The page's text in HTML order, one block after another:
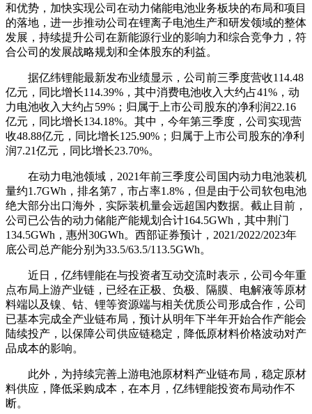
和优势，加快实现公司在动力储能电池业务板块的布局和项目
的落地，进一步推动公司在锂离子电池生产和研发领域的整体
发展，持续提升公司在新能源行业的影响力和综合竞争力，符
合公司的发展战略规划和全体股东的利益。
据亿纬锂能最新发布业绩显示，公司前三季度营收114.48
亿元，同比增长114.39%，其中消费电池收入大约占41%，动
力电池收入大约占59%；归属于上市公司股东的净利润22.16
亿元，同比增长134.18%。其中，今年第三季度，公司实现营
收48.88亿元，同比增长125.90%；归属于上市公司股东的净利
润7.21亿元，同比增长23.70%。
在动力电池领域，2021年前三季度公司国内动力电池装机
量约1.7GWh，排名第7，市占率1.8%，但是由于公司软包电池
绝大部分出口海外，实际装机量会远超国内数据。截止目前，
公司已公告的动力储能产能规划合计164.5GWh，其中荆门
134.5GWh，惠州30GWh。西部证券预计，2021/2022/2023年
底公司总产能分别为33.5/63.5/113.5GWh。
近日，亿纬锂能在与投资者互动交流时表示，公司今年重
点布局上游产业链，已经在正极、负极、隔膜、电解液等原材
料端以及镍、钴、锂等资源端与相关优质公司形成合作，公司
已基本完成全产业链布局，预计从明年下半年开始合作产能会
陆续投产，以保障公司供应链稳定，降低原材料价格波动对产
品成本的影响。
此外，为持续完善上游电池原材料产业链布局，稳定原材
料供应，降低采购成本，在本月，亿纬锂能投资布局动作不
断。